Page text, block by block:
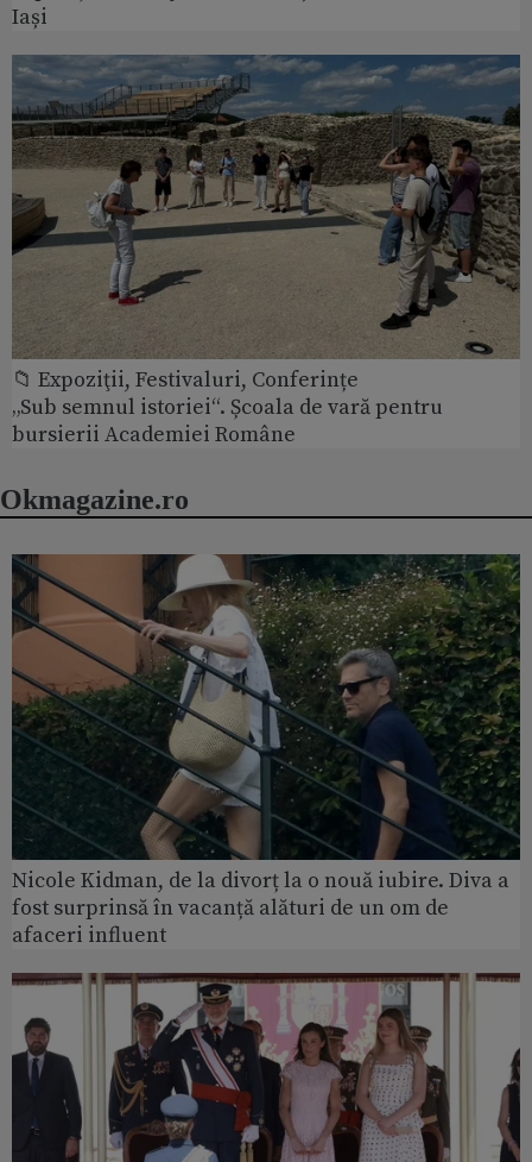
Iași
📁 Expoziţii, Festivaluri, Conferințe
„Sub semnul istoriei“. Școala de vară pentru
bursierii Academiei Române
Okmagazine.ro
Nicole Kidman, de la divorț la o nouă iubire. Diva a
fost surprinsă în vacanță alături de un om de
afaceri influent